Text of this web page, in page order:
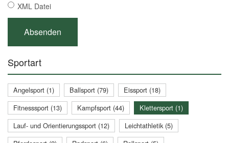
XML Datei
Sportart
Angelsport (1) Ballsport (79)
Eissport (18)
Fitnesssport (13)
Kampfsport (44)
Klettersport (1)
Lauf- und Orientierungssport (12)
Leichtathletik (5)